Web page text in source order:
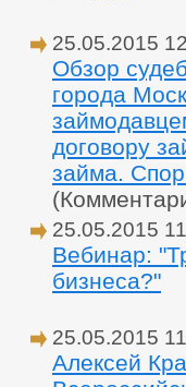
25.05.2015
Обзор
города
договору
займа.
25.05.2015
Вебинар:
бизнеса?"
25.05.2015
Алексей